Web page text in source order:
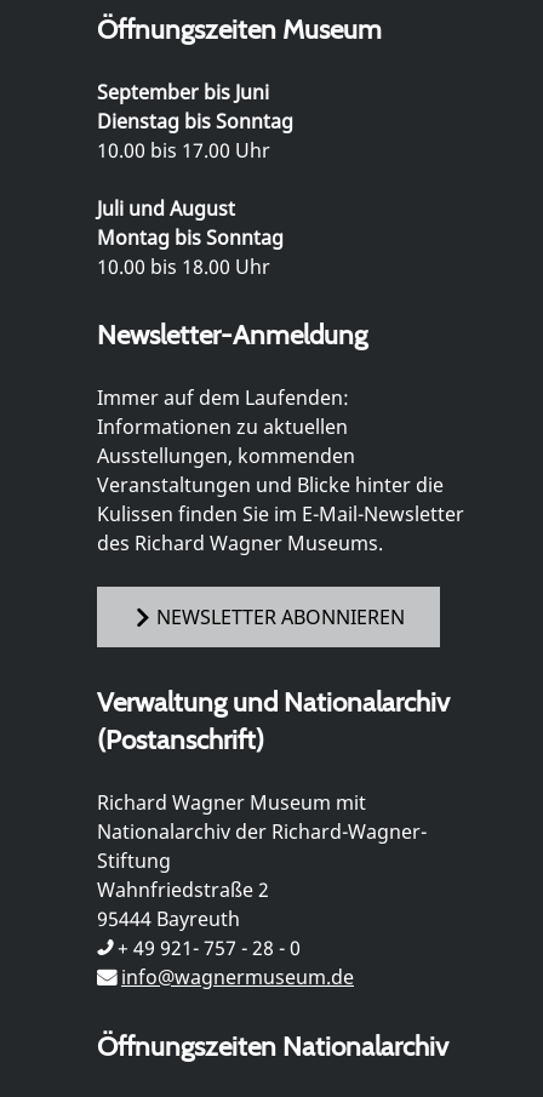
Öffnungszeiten Museum
September bis Juni
Dienstag bis Sonntag
10.00 bis 17.00 Uhr
Juli und August
Montag bis Sonntag
10.00 bis 18.00 Uhr
Newsletter-Anmeldung
Immer auf dem Laufenden:
Informationen zu aktuellen
Ausstellungen, kommenden
Veranstaltungen und Blicke hinter die
Kulissen finden Sie im E-Mail-Newsletter
des Richard Wagner Museums.
NEWSLETTER ABONNIEREN
Verwaltung und Nationalarchiv
(Postanschrift)
Richard Wagner Museum mit
Nationalarchiv der Richard-Wagner-
Stiftung
Wahnfriedstraße 2
95444 Bayreuth
+ 49 921- 757 - 28 - 0
info@wagnermuseum.de
Öffnungszeiten Nationalarchiv